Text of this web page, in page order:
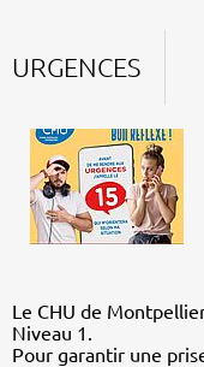
URGENCES
Le CHU de
Niveau 1.
Pour garantir une